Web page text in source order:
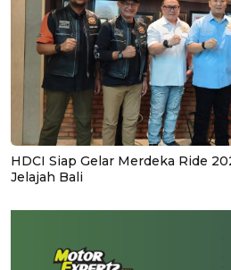
HDCI Siap Gelar Merdeka Ride
Jelajah Bali